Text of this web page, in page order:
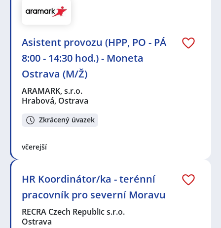
Asistent provozu (HPP, PO - PÁ
8:00 - 14:30 hod.) - Moneta
Ostrava (M/Ž)
ARAMARK, s.r.o.
Hrabová, Ostrava
Zkrácený úvazek
včerejší
HR Koordinátor/ka - terénní
pracovník pro severní Moravu
RECRA Czech Republic s.r.o.
Ostrava